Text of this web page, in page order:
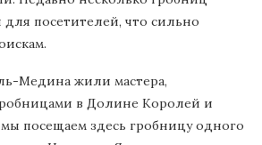
посетителей, что сильно
Медина жили мастера,
в Долине Королей и
посещаем здесь гробницу одного